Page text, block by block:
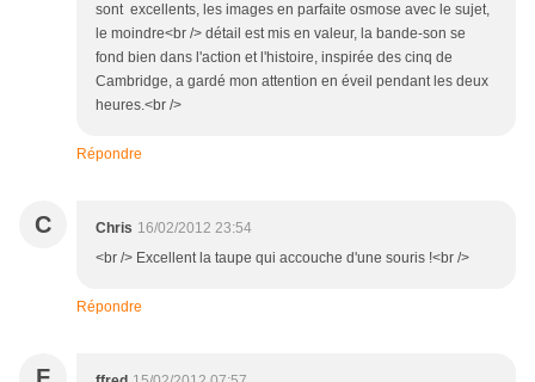
sont excellents, les images en parfaite osmose avec le sujet,
le moindre<br /> détail est mis en valeur, la bande-son se
fond bien dans l'action et l'histoire, inspirée des cinq de
Cambridge, a gardé mon attention en éveil pendant les deux
heures.<br />
Répondre
C Chris 16/02/2012 23:54
<br /> Excellent la taupe qui accouche d'une souris !<br />
Répondre